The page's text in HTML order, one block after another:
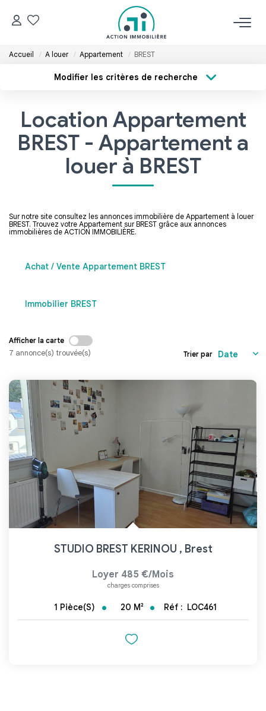
ACCUEIL
Acheter
Louer
ESTIMER
GÉRER
Accueil A louer Appartement BREST
Modifier les critères de recherche
Sélectionnez...
Type de bien
Surface min
Créer une alerte
Location Appartement
BREST - Appartement a
louer à BREST
Sur notre site consultez les annonces immobilière de Appartement à louer
BREST. Trouvez votre Appartement sur BREST grâce aux annonces
immobilières de ACTION IMMOBILIÈRE.
Achat / Vente Appartement BREST
Immobilier BREST
Afficher la carte
7 annonce(s) trouvée(s) Trier par
STUDIO BREST KERINOU , Brest
Loyer 485 €/mois
charges comprises
1 Pièce(s) 20 M² Réf : LOC461